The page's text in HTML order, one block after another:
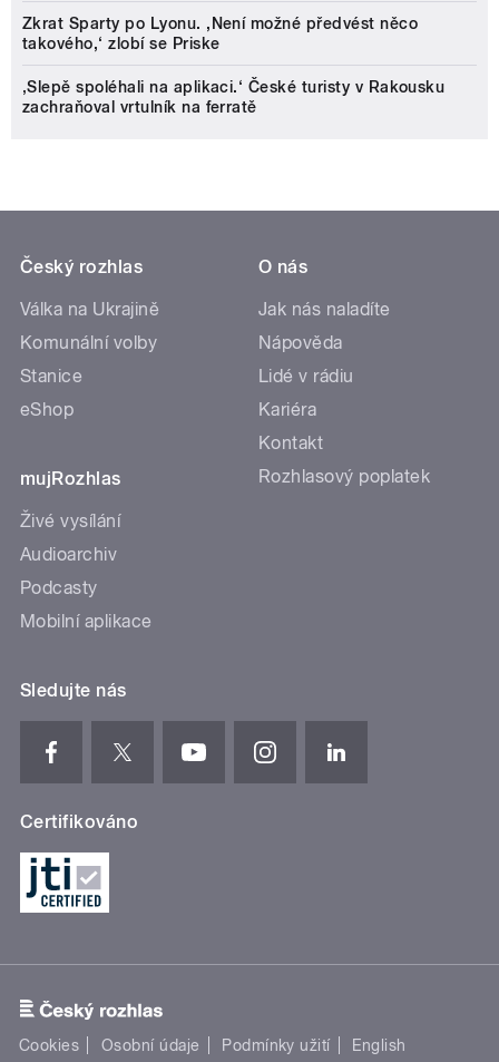
Zkrat Sparty po Lyonu. ,Není možné předvést něco
takového,‘ zlobí se Priske
‚Slepě spoléhali na aplikaci.‘ České turisty v Rakousku
zachraňoval vrtulník na ferratě
Český rozhlas
Válka na Ukrajině
Komunální volby
Stanice
eShop
mujRozhlas
Živé vysílání
Audioarchiv
Podcasty
Mobilní aplikace
O nás
Jak nás naladíte
Nápověda
Lidé v rádiu
Kariéra
Kontakt
Rozhlasový poplatek
Sledujte nás
Certifikováno
Cookies Osobní údaje Podmínky užití English